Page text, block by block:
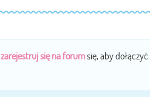
zarejestruj się na forumsię, aby